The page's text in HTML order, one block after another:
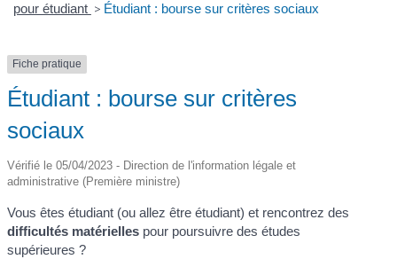
pour étudiant > Étudiant : bourse sur critères sociaux
Fiche pratique
Étudiant : bourse sur critères
sociaux
Vérifié le 05/04/2023 - Direction de l'information légale et
administrative (Première ministre)
Vous êtes étudiant (ou allez être étudiant) et rencontrez des
difficultés matérielles pour poursuivre des études
supérieures ?